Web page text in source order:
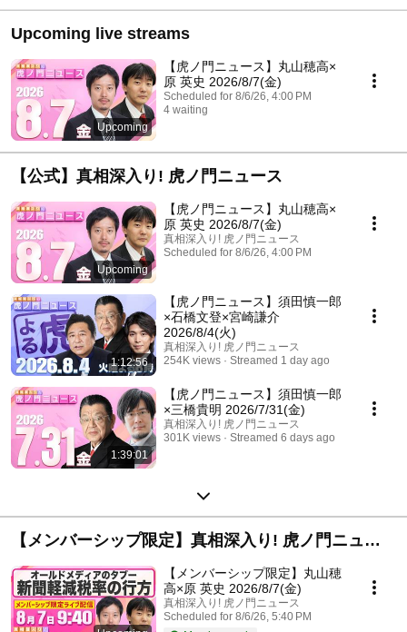
Upcoming live streams
Upcoming
【虎ノ門ニュース】丸山穂高×
原 英史 2026/8/7(金)
Scheduled for 8/6/26, 4:00 PM
4 waiting
【公式】真相深入り! 虎ノ門ニュース
Upcoming
【虎ノ門ニュース】丸山穂高×
原 英史 2026/8/7(金)
真相深入り! 虎ノ門ニュース
Scheduled for 8/6/26, 4:00 PM
1:12:56
【虎ノ門ニュース】須田慎一郎
×石橋文登×宮崎謙介
2026/8/4(火)
真相深入り! 虎ノ門ニュース
254K views
Streamed 1 day ago
1:39:01
【虎ノ門ニュース】須田慎一郎
×三橋貴明 2026/7/31(金)
真相深入り! 虎ノ門ニュース
301K views
Streamed 6 days ago
【メンバーシップ限定】真相深入り! 虎ノ門ニュー
ス
【メンバーシップ限定】丸山穂
高×原 英史 2026/8/7(金)
真相深入り! 虎ノ門ニュース
Scheduled for 8/6/26, 5:40 PM